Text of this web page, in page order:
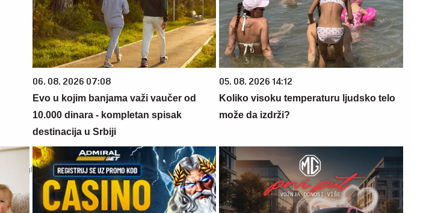
06. 08. 2026 07:08
Evo u kojim banjama važi vaučer od
10.000 dinara - kompletan spisak
destinacija u Srbiji
05. 08. 2026 14:12
Koliko visoku temperaturu ljudsko telo
može da izdrži?